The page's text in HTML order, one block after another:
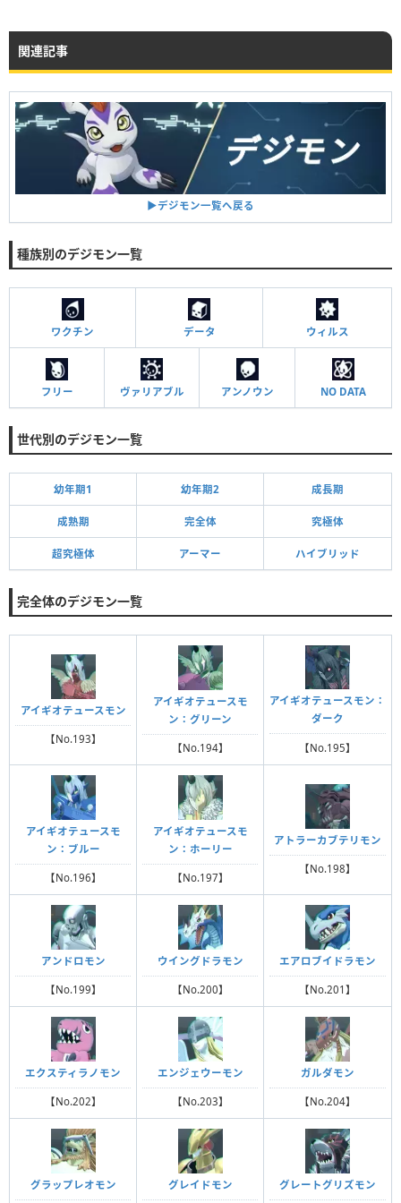
関連記事
▶︎デジモン一覧へ戻る
種族別のデジモン一覧
ワクチン データ ウィルス
フリー ヴァリアブル アンノウン NO DATA
世代別のデジモン一覧
幼年期1 幼年期2 成長期
成熟期 完全体 究極体
超究極体 アーマー ハイブリッド
完全体のデジモン一覧
アイギオテュースモン
【No.193】
アイギオテュースモ
ン：グリーン
【No.194】
アイギオテュースモン：
ダーク
【No.195】
アイギオテュースモ
ン：ブルー
【No.196】
アイギオテュースモ
ン：ホーリー
【No.197】
アトラーカブテリモン
【No.198】
アンドロモン
【No.199】
ウイングドラモン
【No.200】
エアロブイドラモン
【No.201】
エクスティラノモン
【No.202】
エンジェウーモン
【No.203】
ガルダモン
【No.204】
グラップレオモン グレイドモン グレートグリズモン